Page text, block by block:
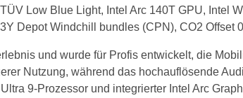
Low Blue Light, Intel Arc 140T GPU, Intel
Depot Windchill bundles (CPN), CO2 Offset
und wurde für Profis entwickelt, die
Nutzung, während das hochauflösende
9-Prozessor und integrierter Intel Arc